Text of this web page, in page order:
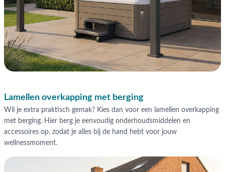
Lamellen overkapping met berging
Wil je extra praktisch gemak? Kies dan voor een lamellen overkapping
met berging. Hier berg je eenvoudig onderhoudsmiddelen en
accessoires op, zodat je alles bij de hand hebt voor jouw
wellnessmoment.